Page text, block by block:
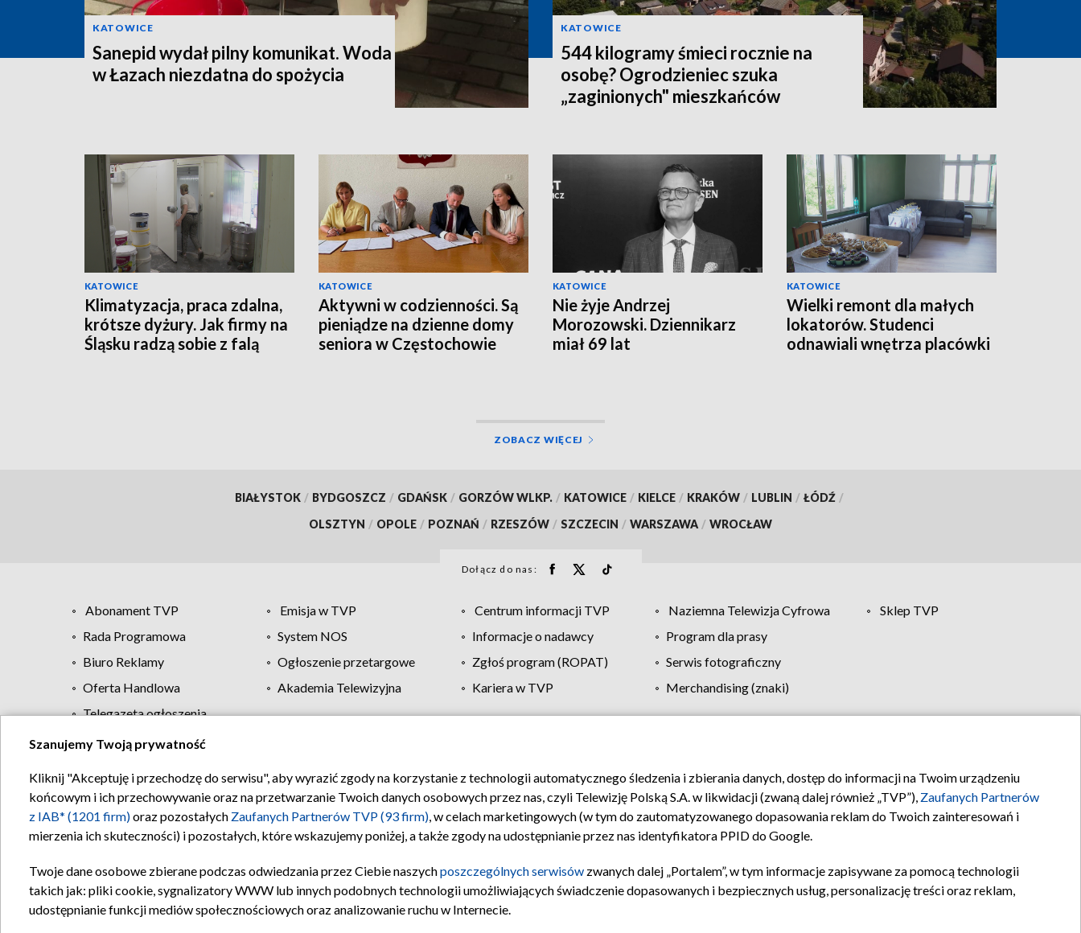
KATOWICE
Sanepid wydał pilny komunikat. Woda
w Łazach niezdatna do spożycia
KATOWICE
544 kilogramy śmieci rocznie na
osobę? Ogrodzieniec szuka
„zaginionych" mieszkańców
KATOWICE
Klimatyzacja, praca zdalna,
krótsze dyżury. Jak firmy na
Śląsku radzą sobie z falą
KATOWICE
Aktywni w codzienności. Są
pieniądze na dzienne domy
seniora w Częstochowie
KATOWICE
Nie żyje Andrzej
Morozowski. Dziennikarz
miał 69 lat
KATOWICE
Wielki remont dla małych
lokatorów. Studenci
odnawiali wnętrza placówki
ZOBACZ WIĘCEJ
BIAŁYSTOK / BYDGOSZCZ / GDAŃSK / GORZÓW WLKP. / KATOWICE / KIELCE / KRAKÓW / LUBLIN / ŁÓDŹ /
OLSZTYN / OPOLE / POZNAŃ / RZESZÓW / SZCZECIN / WARSZAWA / WROCŁAW
Dołącz do nas:
Abonament TVP Emisja w TVP Centrum informacji TVP Naziemna Telewizja Cyfrowa
Sklep TVP
Rada Programowa
System NOS Informacje o nadawcy
Program dla prasy
Biuro Reklamy
Ogłoszenie przetargowe Zgłoś program (ROPAT)
Serwis fotograficzny
Oferta Handlowa
Akademia Telewizyjna Kariera w TVP
Merchandising (znaki)
Telegazeta ogłoszenia
Regulamin TVP Polityka prywatności Moje zgody Pomoc Biuro reklamy Kontakt
Szanujemy Twoją prywatność
Kliknij "Akceptuję i przechodzę do serwisu", aby wyrazić zgody na korzystanie z technologii automatycznego śledzenia i zbierania danych, dostęp do informacji na Twoim urządzeniu
końcowym i ich przechowywanie oraz na przetwarzanie Twoich danych osobowych przez nas, czyli Telewizję Polską S.A. w likwidacji (zwaną dalej również „TVP”), Zaufanych Partnerów
z IAB* (1201 firm)oraz pozostałych Zaufanych Partnerów TVP (93 firm), w celach marketingowych (w tym do zautomatyzowanego dopasowania reklam do Twoich zainteresowań i
mierzenia ich skuteczności) i pozostałych, które wskazujemy poniżej, a także zgody na udostępnianie przez nas identyfikatora PPID do Google.
Twoje dane osobowe zbierane podczas odwiedzania przez Ciebie naszychposzczególnych serwisów zwanych dalej „Portalem”, w tym informacje zapisywane za pomocą technologii
takich jak: pliki cookie, sygnalizatory WWW lub innych podobnych technologii umożliwiających świadczenie dopasowanych i bezpiecznych usług, personalizację treści oraz reklam,
udostępnianie funkcji mediów społecznościowych oraz analizowanie ruchu w Internecie.